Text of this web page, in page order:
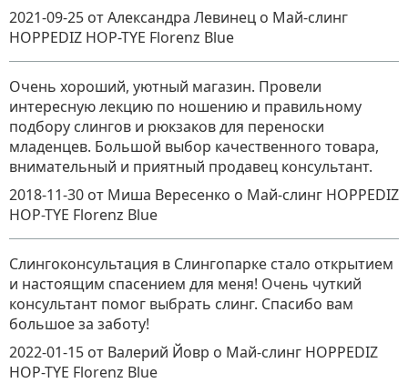
2021-09-25 от Александра Левинец о Май-слинг
HOPPEDIZ HOP-TYE Florenz Blue
Очень хороший, уютный магазин. Провели
интересную лекцию по ношению и правильному
подбору слингов и рюкзаков для переноски
младенцев. Большой выбор качественного товара,
внимательный и приятный продавец консультант.
2018-11-30 от Миша Вересенко о Май-слинг HOPPEDIZ
HOP-TYE Florenz Blue
Слингоконсультация в Слингопарке стало открытием
и настоящим спасением для меня! Очень чуткий
консультант помог выбрать слинг. Спасибо вам
большое за заботу!
2022-01-15 от Валерий Йовр о Май-слинг HOPPEDIZ
HOP-TYE Florenz Blue